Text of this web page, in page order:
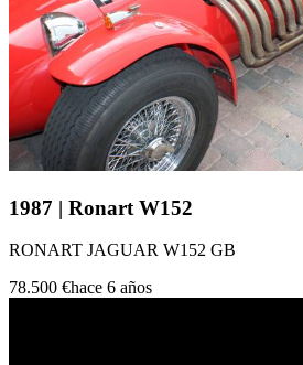
1987 | Ronart W152
RONART JAGUAR W152 GB
78.500 €hace 6 años